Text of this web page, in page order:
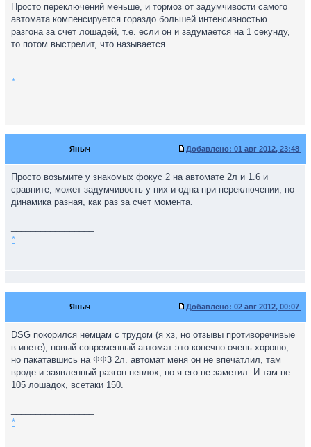
Просто переключений меньше, и тормоз от задумчивости самого
автомата компенсируется гораздо большей интенсивностью
разгона за счет лошадей, т.е. если он и задумается на 1 секунду,
то потом выстрелит, что называется.
*
Яныч Добавлено: 01 авг 2012, 23:48
Просто возьмите у знакомых фокус 2 на автомате 2л и 1.6 и
сравните, может задумчивость у них и одна при переключении, но
динамика разная, как раз за счет момента.
*
Яныч Добавлено: 02 авг 2012, 00:07
DSG покорился немцам с трудом (я хз, но отзывы противоречивые
в инете), новый современный автомат это конечно очень хорошо,
но пакатавшись на ФФ3 2л. автомат меня он не впечатлил, там
вроде и заявленный разгон неплох, но я его не заметил. И там не
105 лошадок, всетаки 150.
*